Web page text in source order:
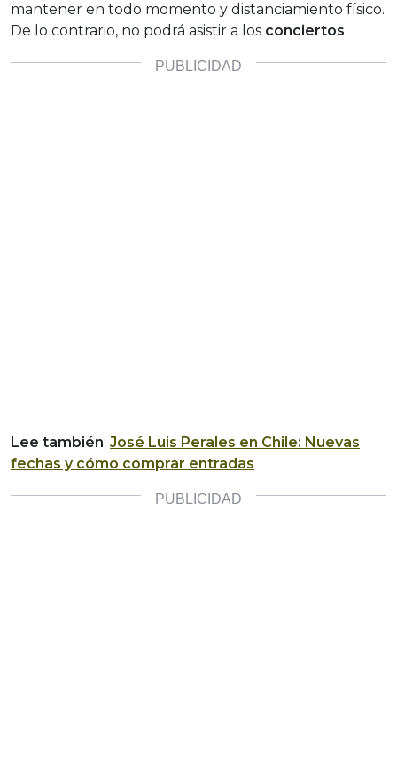
mantener en todo momento y distanciamiento físico.
De lo contrario, no podrá asistir a los conciertos.
Lee también: José Luis Perales en Chile: Nuevas
fechas y cómo comprar entradas